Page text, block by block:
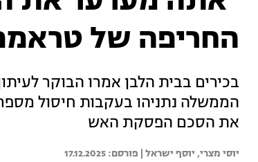
החריפה של
בכירים בבית הלבן אמרו הבוקר
את הסכם הפסקת האש
יוסי מצרי, יוסף ישראל | 17.12.2025